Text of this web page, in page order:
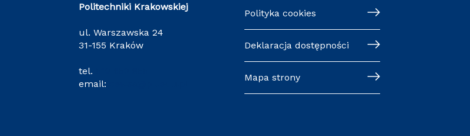
Politechniki Krakowskiej
ul. Warszawska 24
31-155 Kraków
tel.
email:
Polityka cookies
Deklaracja dostępności
Mapa strony